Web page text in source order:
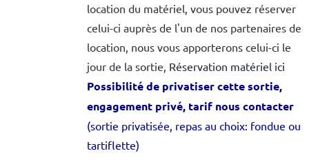
location du matériel, vous pouvez réserver
celui-ci auprès de l'un de nos partenaires de
location, nous vous apporterons celui-ci le
jour de la sortie, Réservation matériel ici
Possibilité de privatiser cette sortie,
engagement privé, tarif nous contacter
(sortie privatisée, repas au choix: fondue ou
tartiflette)